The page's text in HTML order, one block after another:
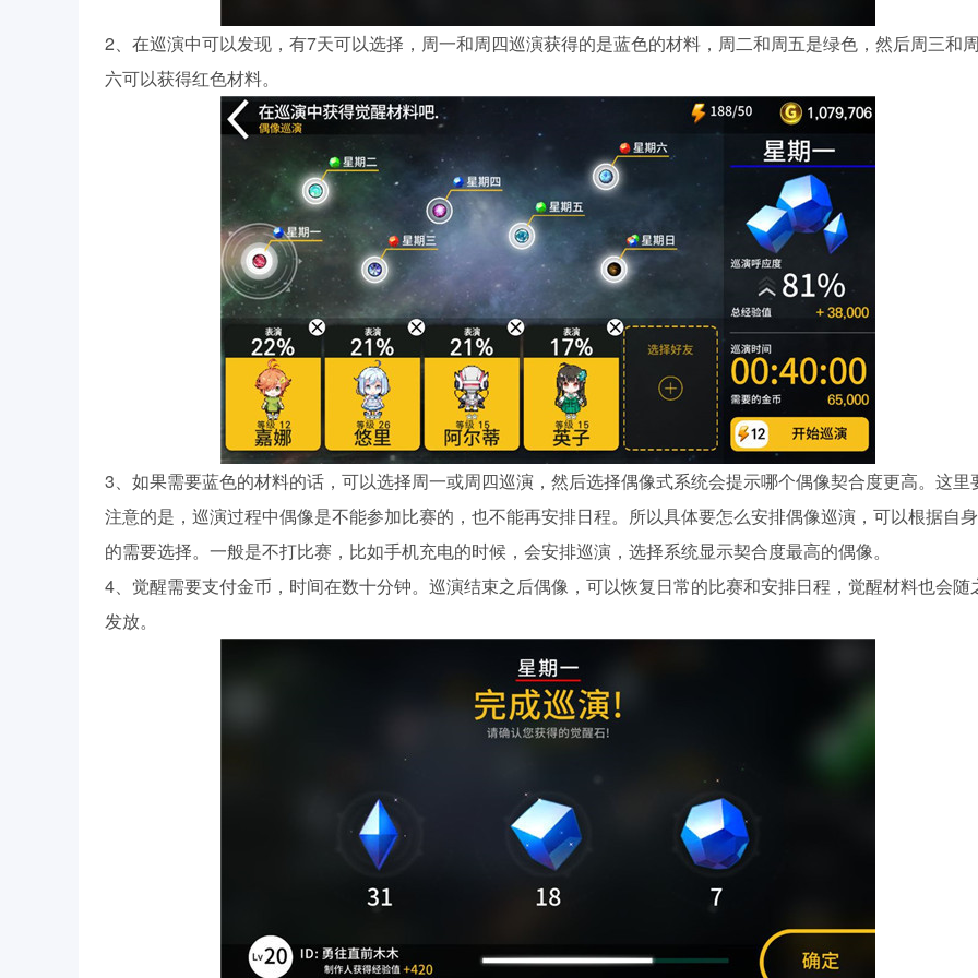
2、在巡演中可以发现，有7天可以选择，周一和周四巡演获得的是蓝色的材料，周二和周五是绿色，然后周三和
六可以获得红色材料。
3、如果需要蓝色的材料的话，可以选择周一或周四巡演，然后选择偶像式系统会提示哪个偶像契合度更高。这里
注意的是，巡演过程中偶像是不能参加比赛的，也不能再安排日程。所以具体要怎么安排偶像巡演，可以根据自身
的需要选择。一般是不打比赛，比如手机充电的时候，会安排巡演，选择系统显示契合度最高的偶像。
4、觉醒需要支付金币，时间在数十分钟。巡演结束之后偶像，可以恢复日常的比赛和安排日程，觉醒材料也会随
发放。